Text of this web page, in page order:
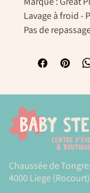
Lavage à froid -
Pas de
Chaussée de
4000 Liege (Rocourt)